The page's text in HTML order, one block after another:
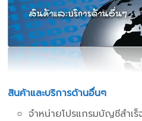
สินค้าและบริการด้านอื่นๆ
จำหน่ายโปรแกรมบัญชีสำเ